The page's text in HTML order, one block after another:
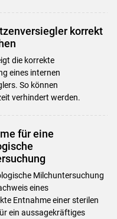
korrekt
die korrekte
eines internen
So können
verhindert werden.
für eine
Milchuntersuchung
eines
Entnahme einer sterilen
ein aussagekräftiges